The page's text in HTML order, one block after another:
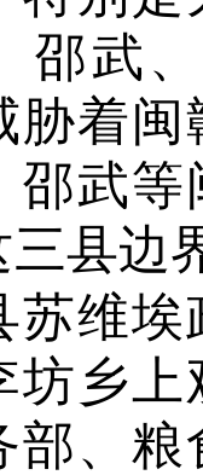
邵武
胁着
邵武等
县边
苏维
坊乡
部、